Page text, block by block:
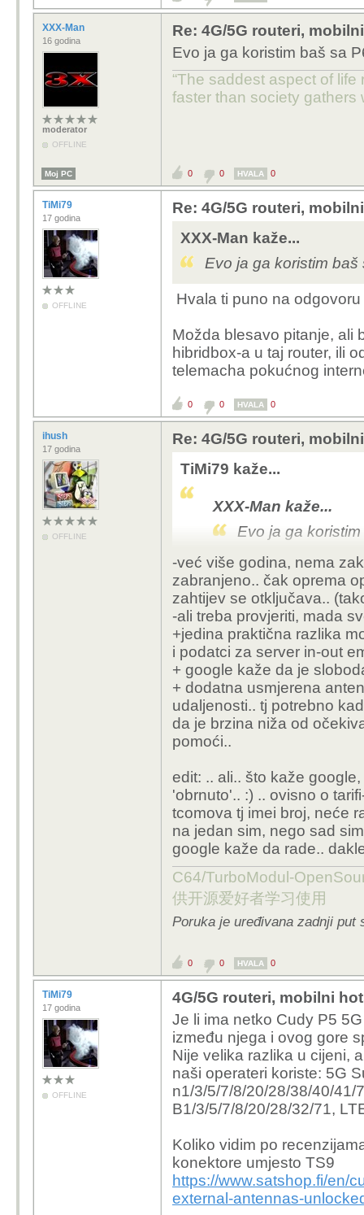
MC8520B koji se
ne radi kako treba i
jer sam ga odmah
XXX-Man
16 godina
moderator
OFFLINE
Re: 4G/5G routeri,
Evo ja ga koristim baš sa
“The saddest aspect of
faster than society gathers
Moj PC 0 0 HVALA 0
TiMi79
17 godina
OFFLINE
Re: 4G/5G routeri,
XXX-Man kaže...
Evo ja ga koristim
Hvala ti puno na odgovoru
Možda blesavo pitanje, ali
hibridbox-a u taj router, ili
telemacha pokućnog
0 0 HVALA 0
ihush
17 godina
OFFLINE
Re: 4G/5G routeri,
TiMi79 kaže...
XXX-Man kaže...
Evo ja ga
Hvala ti puno na odgovoru
Možda blesavo pitanje, ali bi li
kojeg drugog providera tipa od
-već više godina, nema
zabranjeno.. čak oprema
zahtijev se otključava..
-ali treba provjeriti, mada
+jedina praktična razlika
i podatci za server in-out
+ google kaže da je
+ dodatna usmjerena
udaljenosti.. tj potrebno
da je brzina niža od
pomoći..
edit: .. ali.. što kaže
'obrnuto'.. :) .. ovisno o
tcomova tj imei broj, neće
na jedan sim, nego sad
google kaže da rade..
C64/TurboModul-
供开源爱好者学习使用
Poruka je uređivana zadnji put
0 0 HVALA 0
TiMi79
17 godina
OFFLINE
4G/5G routeri, mobilni
Je li ima netko Cudy P5
između njega i ovog gore
Nije velika razlika u cijeni,
naši operateri koriste: 5G
n1/3/5/7/8/20/28/38/40/
B1/3/5/7/8/20/28/32/71,
Koliko vidim po
konektore umjesto TS9
https://www.satshop.fi/en/
external-antennas-